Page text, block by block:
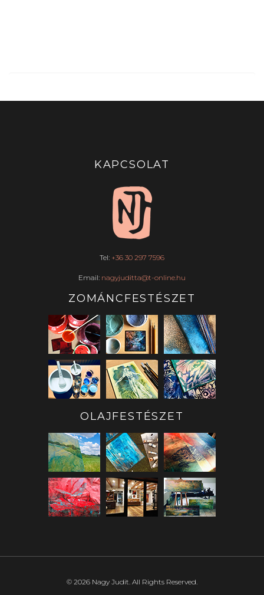
KAPCSOLAT
Tel: +36 30 297 7596
Email: nagyjuditta@t-online.hu
ZOMÁNCFESTÉSZET
OLAJFESTÉSZET
© 2026 Nagy Judit. All Rights Reserved.